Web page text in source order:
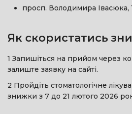
просп. Володимира Івасюка,
Як скористатись
1 Запишіться на прийом через
залиште заявку на сайті.
2 Пройдіть стоматологічне
знижки з 7 до 21 лютого 2026